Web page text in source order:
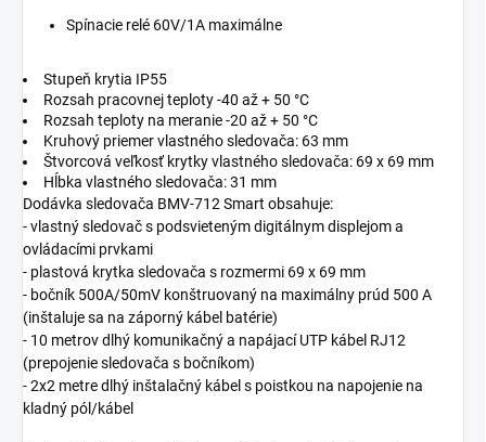
Spínacie relé 60V/1A maximálne
Stupeň krytia IP55
Rozsah pracovnej teploty -40 až + 50 °C
Rozsah teploty na meranie -20 až + 50 °C
Kruhový priemer vlastného sledovača: 63 mm
Štvorcová veľkosť krytky vlastného sledovača: 69 x 69 mm
Hĺbka vlastného sledovača: 31 mm
Dodávka sledovača BMV-712 Smart obsahuje:
- vlastný sledovač s podsvieteným digitálnym displejom a
ovládacími prvkami
- plastová krytka sledovača s rozmermi 69 x 69 mm
- bočník 500A/50mV konštruovaný na maximálny prúd 500 A
(inštaluje sa na záporný kábel batérie)
- 10 metrov dlhý komunikačný a napájací UTP kábel RJ12
(prepojenie sledovača s bočníkom)
- 2x2 metre dlhý inštalačný kábel s poistkou na napojenie na
kladný pól/kábel